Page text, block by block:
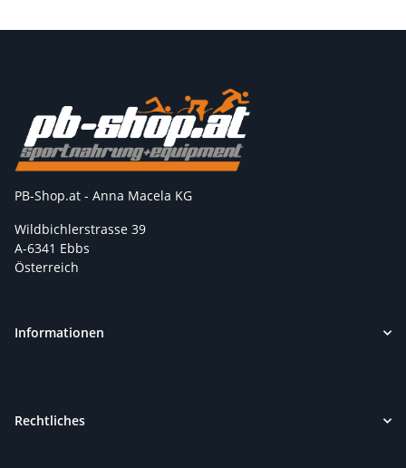
PB-Shop.at - Anna Macela KG
Wildbichlerstrasse 39
A-6341 Ebbs
Österreich
Informationen
Rechtliches